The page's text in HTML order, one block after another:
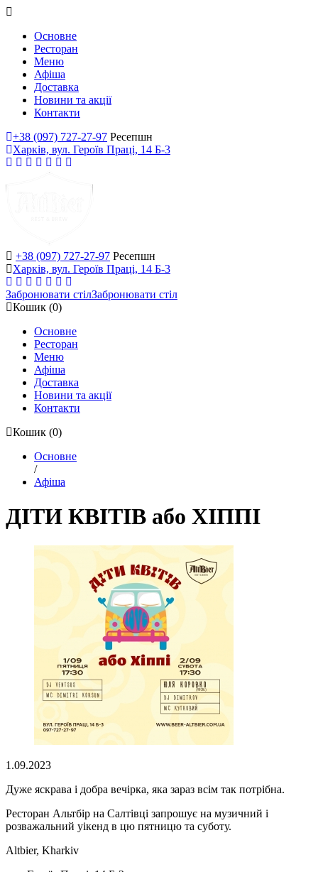
Основне
Ресторан
Меню
Афіша
Доставка
Новини та акції
Контакти
+38 (097) 727-27-97 Ресепшн
Харків, вул. Героїв Праці, 14 Б-3
+38 (097) 727-27-97 Ресепшн
Харків, вул. Героїв Праці, 14 Б-3
Забронювати стілЗабронювати стіл
Кошик (0)
Основне
Ресторан
Меню
Афіша
Доставка
Новини та акції
Контакти
Кошик (0)
Основне
/
Афіша
ДІТИ КВІТІВ або ХІППІ
1.09.2023
Дуже яскрава і добра вечірка, яка зараз всім так потрібна.
Ресторан Альтбір на Салтівці запрошує на музичний і
розважальний уікенд в цю пятницю та суботу.
Altbier, Kharkiv